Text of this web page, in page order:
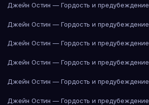
Джейн Остин — Гордость и предубеждение
Джейн Остин — Гордость и предубеждение
Джейн Остин — Гордость и предубеждение
Джейн Остин — Гордость и предубеждение
Джейн Остин — Гордость и предубеждение
Джейн Остин — Гордость и предубеждение